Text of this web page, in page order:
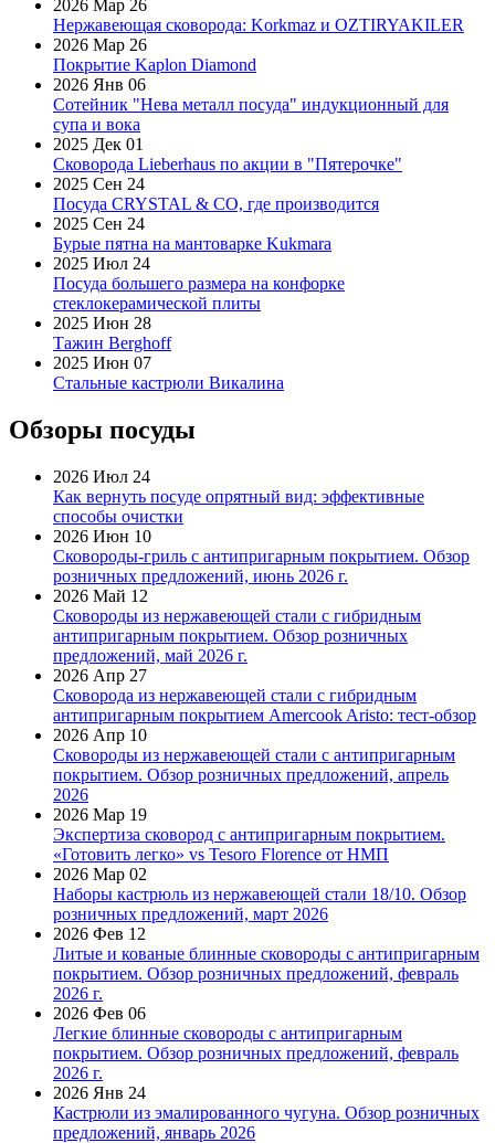
2026 Мар 26
Нержавеющая сковорода: Korkmaz и OZTIRYAKILER
2026 Мар 26
Покрытие Kaplon Diamond
2026 Янв 06
Сотейник "Нева металл посуда" индукционный для
супа и вока
2025 Дек 01
Сковорода Lieberhaus по акции в "Пятерочке"
2025 Сен 24
Посуда CRYSTAL & CO, где производится
2025 Сен 24
Бурые пятна на мантоварке Kukmara
2025 Июл 24
Посуда большего размера на конфорке
стеклокерамической плиты
2025 Июн 28
Тажин Berghoff
2025 Июн 07
Стальные кастрюли Викалина
Обзоры посуды
2026 Июл 24
Как вернуть посуде опрятный вид: эффективные
способы очистки
2026 Июн 10
Сковороды-гриль с антипригарным покрытием. Обзор
розничных предложений, июнь 2026 г.
2026 Май 12
Сковороды из нержавеющей стали с гибридным
антипригарным покрытием. Обзор розничных
предложений, май 2026 г.
2026 Апр 27
Сковорода из нержавеющей стали с гибридным
антипригарным покрытием Amercook Aristo: тест-обзор
2026 Апр 10
Сковороды из нержавеющей стали с антипригарным
покрытием. Обзор розничных предложений, апрель
2026
2026 Мар 19
Экспертиза сковород с антипригарным покрытием.
«Готовить легко» vs Tesoro Florence от НМП
2026 Мар 02
Наборы кастрюль из нержавеющей стали 18/10. Обзор
розничных предложений, март 2026
2026 Фев 12
Литые и кованые блинные сковороды с антипригарным
покрытием. Обзор розничных предложений, февраль
2026 г.
2026 Фев 06
Легкие блинные сковороды с антипригарным
покрытием. Обзор розничных предложений, февраль
2026 г.
2026 Янв 24
Кастрюли из эмалированного чугуна. Обзор розничных
предложений, январь 2026